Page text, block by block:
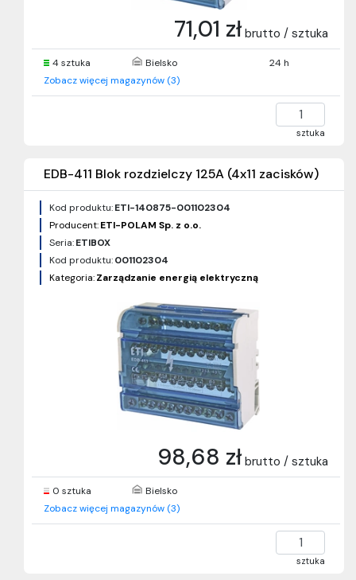
71,01 zł brutto / sztuka
4 sztuka Bielsko
24 h
Zobacz więcej magazynów (3)
sztuka
EDB-411 Blok rozdzielczy 125A (4x11 zacisków)
Kod produktu:ETI-140875-001102304
Producent:ETI-POLAM Sp. z o.o.
Seria:ETIBOX
Kod produktu:001102304
Kategoria:Zarządzanie energią elektryczną
98,68 zł brutto / sztuka
0 sztuka
Bielsko
Zobacz więcej magazynów (3)
sztuka